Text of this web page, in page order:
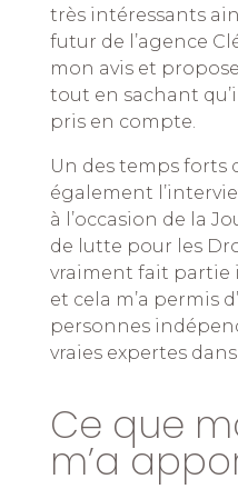
très intéressants
futur de l’agence
mon avis et
tout en sachant
pris en compte.
Un des temps
également
à l’occasion de la
de lutte pour les
vraiment fait partie
et cela m’a permis
personnes
vraies expertes
Ce que
m’a